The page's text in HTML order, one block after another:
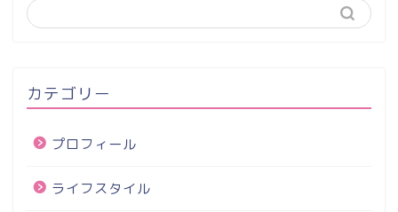
カテゴリー
プロフィール
ライフスタイル